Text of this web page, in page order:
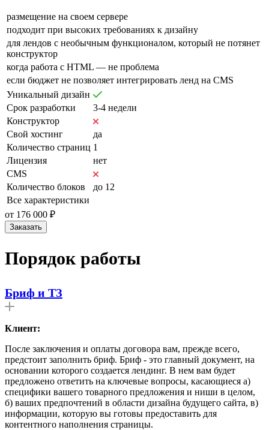
размещение на своем сервере
подходит при высоких требованиях к дизайну
для лендов с необычным функционалом, который не потянет
конструктор
когда работа с HTML — не проблема
если бюджет не позволяет интегрировать ленд на CMS
Уникальный дизайн
Срок разработки
3-4 недели
Конструктор
Свой хостинг
да
Количество страниц 1
Лицензия
нет
CMS
Количество блоков
до 12
Все характеристики
от 176 000 ₽
Заказать
Порядок работы
Бриф и ТЗ
Клиент:
После заключения и оплаты договора вам, прежде всего,
предстоит заполнить бриф. Бриф - это главный документ, на
основании которого создается лендинг. В нем вам будет
предложено ответить на ключевые вопросы, касающиеся а)
специфики вашего товарного предложения и ниши в целом,
б) ваших предпочтений в области дизайна будущего сайта, в)
информации, которую вы готовы предоставить для
контентного наполнения страницы.